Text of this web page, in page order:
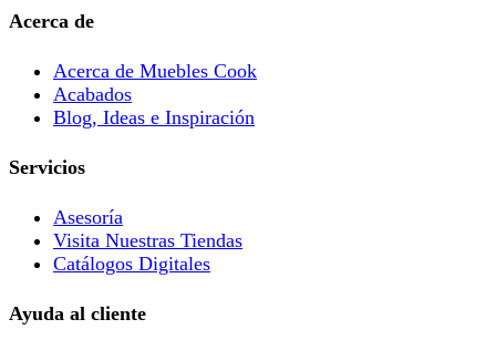
Acerca de
Acerca de Muebles Cook
Acabados
Blog, Ideas e Inspiración
Servicios
Asesoría
Visita Nuestras Tiendas
Catálogos Digitales
Ayuda al cliente